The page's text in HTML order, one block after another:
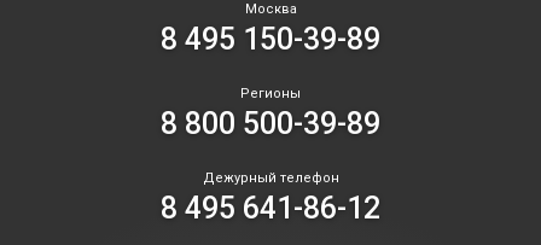
Москва
8 495 150-39-89
Регионы
8 800 500-39-89
Дежурный телефон
8 495 641-86-12